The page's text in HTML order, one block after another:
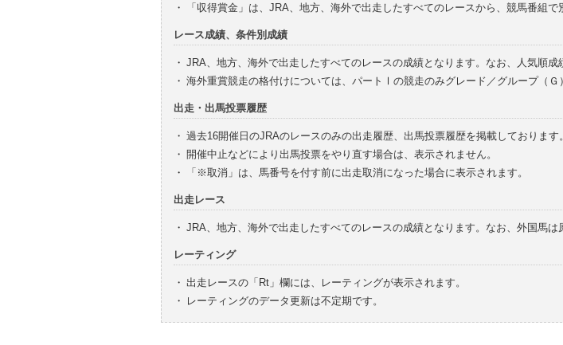
・
「収得賞金」は、JRA、地方、海外で出走したすべてのレースから、競馬番組で
レース成績、条件別成績
・ JRA、地方、海外で出走したすべてのレースの成績となります。なお、人気順成
・ 海外重賞競走の格付けについては、パートⅠの競走のみグレード／グループ（Ｇ
出走・出馬投票履歴
・ 過去16開催日のJRAのレースのみの出走履歴、出馬投票履歴を掲載しております。
・ 開催中止などにより出馬投票をやり直す場合は、表示されません。
・
「※取消」は、馬番号を付す前に出走取消になった場合に表示されます。
出走レース
・ JRA、地方、海外で出走したすべてのレースの成績となります。なお、外国馬は
レーティング
・ 出走レースの「Rt」欄には、レーティングが表示されます。
・
レーティングのデータ更新は不定期です。